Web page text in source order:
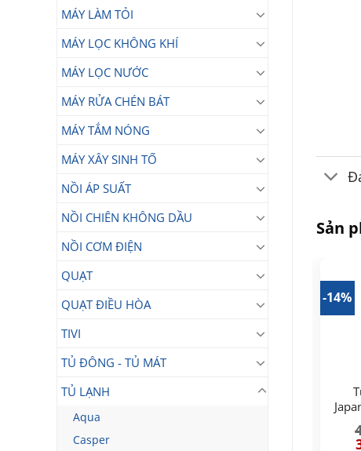
MÁY LÀM TỎI
MÁY LỌC KHÔNG KHÍ
MÁY LỌC NƯỚC
MÁY RỬA CHÉN BÁT
MÁY TẮM NÓNG
MÁY XÂY SINH TỐ
NỒI ÁP SUẤT
NỒI CHIÊN KHÔNG DẦU
NỒI CƠM ĐIỆN
QUẠT
QUẠT ĐIỀU HÒA
TIVI
TỦ ĐÔNG - TỦ MÁT
TỦ LẠNH
Aqua
Casper
Sản
-14%
Tủ lạnh Toshiba
Door GR-RF606WI-
PMV(60)-AG
14.090.000₫Giá
Tủ lạnh Toshiba